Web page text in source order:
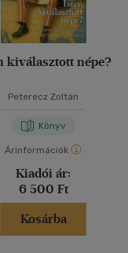
kiválasztott népe?
Peterecz Zoltán
Könyv
Árinformációk
Kiadói ár:
6 500 Ft
Kosárba